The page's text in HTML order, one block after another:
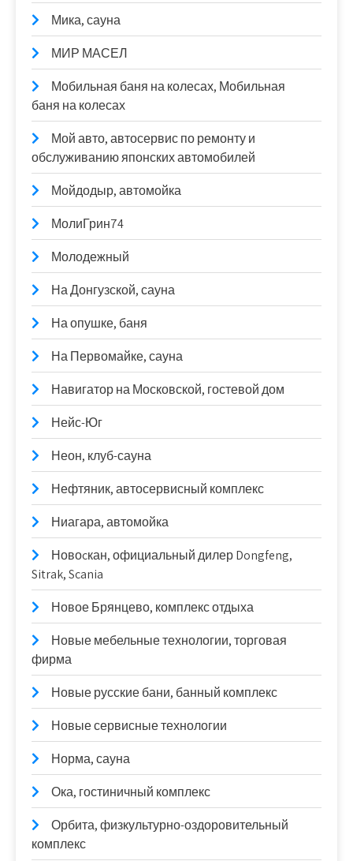
Мика, сауна
МИР МАСЕЛ
Мобильная баня на колесах, Мобильная
баня на колесах
Мой авто, автосервис по ремонту и
обслуживанию японских автомобилей
Мойдодыр, автомойка
МолиГрин74
Молодежный
На Донгузской, сауна
На опушке, баня
На Первомайке, сауна
Навигатор на Московской, гостевой дом
Нейс-Юг
Неон, клуб-сауна
Нефтяник, автосервисный комплекс
Ниагара, автомойка
Новоcкан, официальный дилер Dongfeng,
Sitrak, Scania
Новое Брянцево, комплекс отдыха
Новые мебельные технологии, торговая
фирма
Новые русские бани, банный комплекс
Новые сервисные технологии
Норма, сауна
Ока, гостиничный комплекс
Орбита, физкультурно-оздоровительный
комплекс